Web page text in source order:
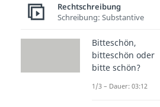
Rechtschreibung
Schreibung: Substantive
Bitteschön,
bitteschön oder
bitte schön?
1/3 – Dauer: 03:12